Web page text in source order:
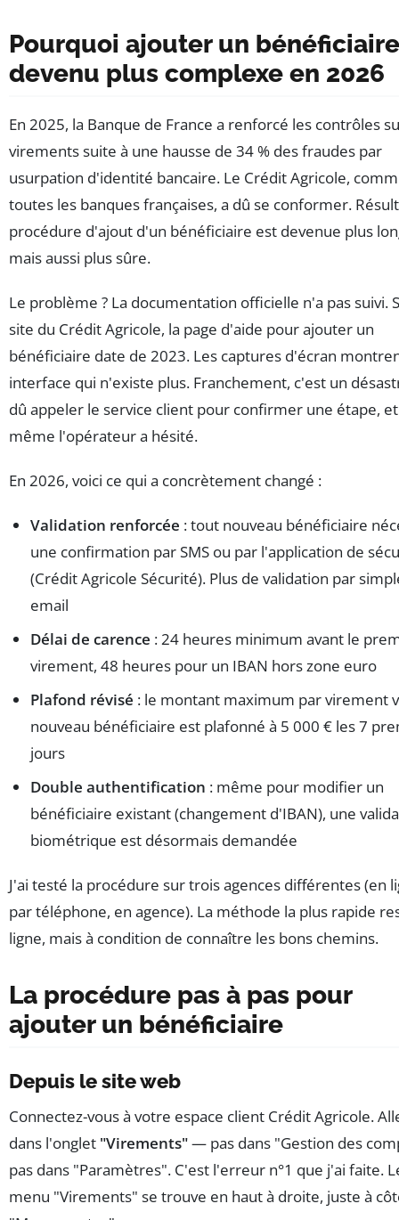
Pourquoi ajouter un
devenu plus complexe en 2026
En 2025, la Banque de France a renforcé les contrôles
virements suite à une hausse de 34 % des fraudes par
usurpation d'identité bancaire. Le Crédit Agricole,
toutes les banques françaises, a dû se conformer.
procédure d'ajout d'un bénéficiaire est devenue plus
mais aussi plus sûre.
Le problème ? La documentation officielle n'a pas suivi.
site du Crédit Agricole, la page d'aide pour ajouter un
bénéficiaire date de 2023. Les captures d'écran
interface qui n'existe plus. Franchement, c'est un
dû appeler le service client pour confirmer une étape, et
même l'opérateur a hésité.
En 2026, voici ce qui a concrètement changé :
Validation renforcée : tout nouveau bénéficiaire
une confirmation par SMS ou par l'application de
(Crédit Agricole Sécurité). Plus de validation par
email
Délai de carence : 24 heures minimum avant le
virement, 48 heures pour un IBAN hors zone euro
Plafond révisé : le montant maximum par virement
nouveau bénéficiaire est plafonné à 5 000 € les 7
jours
Double authentification : même pour modifier un
bénéficiaire existant (changement d'IBAN), une
biométrique est désormais demandée
J'ai testé la procédure sur trois agences différentes (en
par téléphone, en agence). La méthode la plus rapide
ligne, mais à condition de connaître les bons chemins.
La procédure pas à pas pour
ajouter un bénéficiaire
Depuis le site web
Connectez-vous à votre espace client Crédit Agricole.
dans l'onglet "Virements"— pas dans "Gestion des
pas dans "Paramètres". C'est l'erreur n°1 que j'ai faite.
menu "Virements" se trouve en haut à droite, juste à